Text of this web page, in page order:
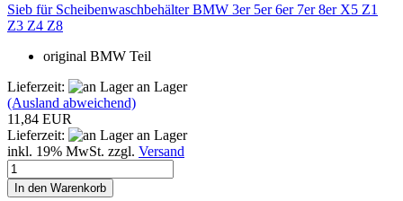
Sieb für Scheibenwaschbehälter BMW 3er 5er 6er 7er 8er X5 Z1
Z3 Z4 Z8
original BMW Teil
Lieferzeit:
an Lager
(Ausland abweichend)
11,84 EUR
Lieferzeit:
an Lager
inkl. 19% MwSt. zzgl. Versand
In den Warenkorb